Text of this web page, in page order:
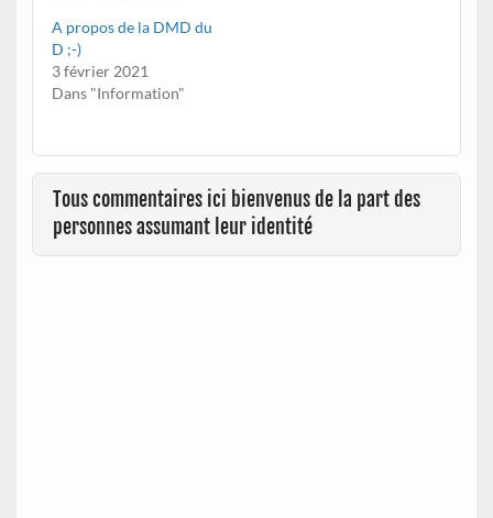
A propos de la DMD du
D ;-)
3 février 2021
Dans "Information"
Tous commentaires ici bienvenus de la part des
personnes assumant leur identité